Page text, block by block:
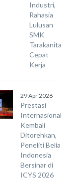
Industri,
Rahasia
Lulusan
SMK
Tarakanita
Cepat
Kerja
29 Apr 2026
Prestasi
Internasional
Kembali
Ditorehkan,
Peneliti Belia
Indonesia
Bersinar di
ICYS 2026